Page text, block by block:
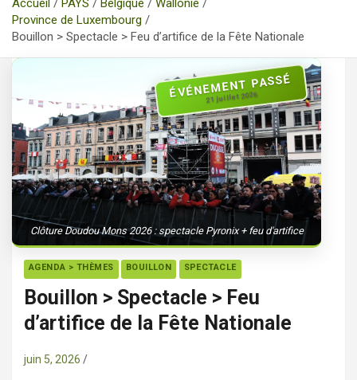
Accueil PAYS Belgique
Wallonie
Province de Luxembourg
Bouillon > Spectacle > Feu d’artifice de la Fête Nationale
ÉVÉNEMENT PASSÉ
21 juillet 2026
Clôture Doudou Mons 2026 : spectacle Pyronix + feu d'artifice
AGENDA > THÈMES BOUILLON SPECTACLE
Bouillon > Spectacle > Feu
d’artifice de la Fête Nationale
juin 5, 2026